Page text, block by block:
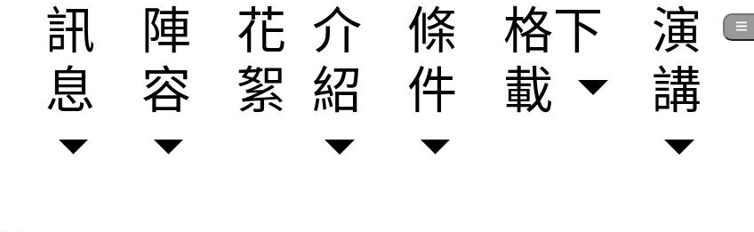
訊
息
陣
容
花
絮
介
紹
條
件
格下
載
演
講